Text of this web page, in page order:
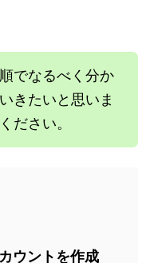
でなるべく分か
きたいと思いま
ださい。
ウントを作成